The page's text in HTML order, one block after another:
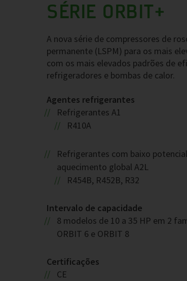
SÉRIE ORBIT+
A nova série de compressores de
permanente (LSPM) para os mais
com os mais elevados padrões de
refrigeradores e bombas de calor.
Agentes refrigerantes
Refrigerantes A1
R410A
Refrigerantes com baixo
aquecimento global A2L
R454B, R452B, R32
Intervalo de capacidade
8 modelos de 10 a 35 HP em 2
ORBIT 6 e ORBIT 8
Certificações
CE